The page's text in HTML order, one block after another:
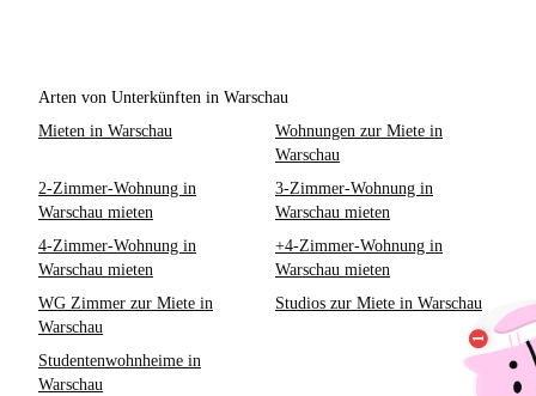
Arten von Unterkünften in Warschau
Mieten in Warschau
Wohnungen zur Miete in
Warschau
2-Zimmer-Wohnung in
Warschau mieten
3-Zimmer-Wohnung in
Warschau mieten
4-Zimmer-Wohnung in
Warschau mieten
+4-Zimmer-Wohnung in
Warschau mieten
WG Zimmer zur Miete in
Warschau
Studios zur Miete in Warschau
Studentenwohnheime in
Warschau